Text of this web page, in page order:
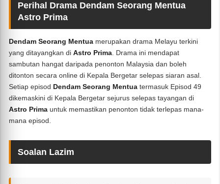
Perihal Drama Dendam Seorang Mentua
Astro Prima
Dendam Seorang Mentua merupakan drama Melayu terkini
yang ditayangkan diAstro Prima . Drama ini mendapat
sambutan hangat daripada penonton Malaysia dan boleh
ditonton secara online di Kepala Bergetar selepas siaran asal.
Setiap episod Dendam Seorang Mentua termasuk Episod 49
dikemaskini di Kepala Bergetar sejurus selepas tayangan di
Astro Prima untuk memastikan penonton tidak terlepas mana-
mana episod.
Soalan Lazim